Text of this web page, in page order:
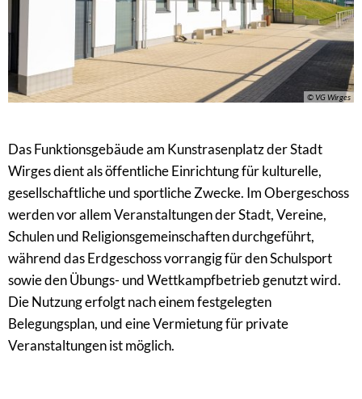
© VG Wirges
Das Funktionsgebäude am Kunstrasenplatz der Stadt
Wirges dient als öffentliche Einrichtung für kulturelle,
gesellschaftliche und sportliche Zwecke. Im Obergeschoss
werden vor allem Veranstaltungen der Stadt, Vereine,
Schulen und Religionsgemeinschaften durchgeführt,
während das Erdgeschoss vorrangig für den Schulsport
sowie den Übungs- und Wettkampfbetrieb genutzt wird.
Die Nutzung erfolgt nach einem festgelegten
Belegungsplan, und eine Vermietung für private
Veranstaltungen ist möglich.